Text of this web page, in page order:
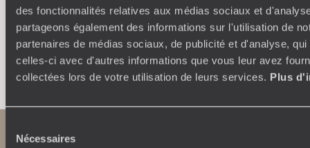
des fonctionnalités relatives aux médias sociaux et
partageons également des informations sur l'utilisation de
partenaires de médias sociaux, de publicité et d'analyse,
celles-ci avec d'autres informations que vous leur avez
collectées lors de votre utilisation de leurs services. Plus
Nécessaires
Faites créer votre voyage